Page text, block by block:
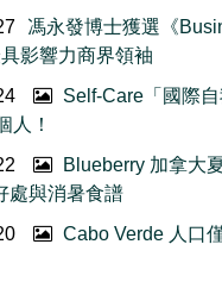
馮永發博士獲選《
影響力商界領袖
Self-Care「國際
人！
Blueberry 加拿大
處與消暑食譜
Cabo Verde 人口